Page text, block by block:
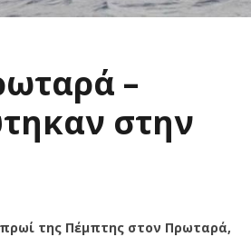
–
στην
της Πέμπτης στον Πρωταρά,